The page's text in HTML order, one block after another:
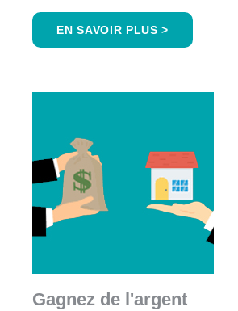
EN SAVOIR PLUS >
Gagnez de l'argent